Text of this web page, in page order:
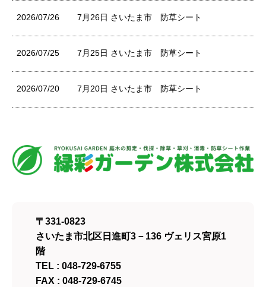
2026/07/26 7月26日 さいたま市 防草シート
2026/07/25 7月25日 さいたま市 防草シート
2026/07/20 7月20日 さいたま市 防草シート
〒331-0823
さいたま市北区日進町3－136 ヴェリス宮原1
階
TEL : 048-729-6755
FAX : 048-729-6745